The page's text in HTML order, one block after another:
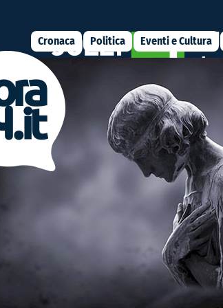
Cronaca Politica Eventi e Cultura